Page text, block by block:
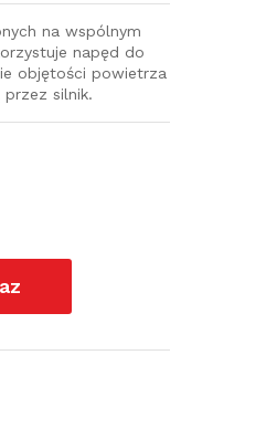
na wspólnym
napęd do
objętości powietrza
silnik.